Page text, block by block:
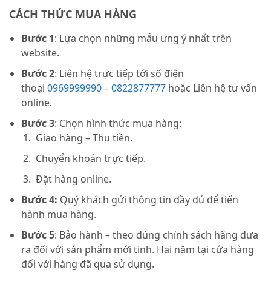
CÁCH THỨC MUA HÀNG
Bước 1: Lựa chọn những mẫu ưng ý nhất trên
website.
Bước 2: Liên hệ trực tiếp tới số điện
thoại 0969999990–0822877777 hoặc Liên hệ tư vấn
online.
Bước 3: Chọn hình thức mua hàng:
Giao hàng – Thu tiền.
Chuyển khoản trực tiếp.
Đặt hàng online.
Bước 4: Quý khách gửi thông tin đầy đủ để tiến
hành mua hàng.
Bước 5: Bảo hành – theo đúng chính sách hãng đưa
ra đối với sản phẩm mới tinh. Hai năm tại cửa hàng
đối với hàng đã qua sử dụng.